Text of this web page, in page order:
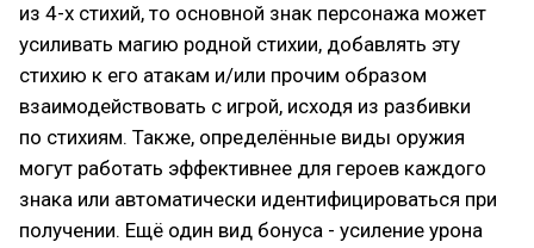
из 4-х стихий, то основной знак персонажа может
усиливать магию родной стихии, добавлять эту
стихию к его атакам и/или прочим образом
взаимодействовать с игрой, исходя из разбивки
по стихиям. Также, определённые виды оружия
могут работать эффективнее для героев каждого
знака или автоматически идентифицироваться при
получении. Ещё один вид бонуса - усиление урона